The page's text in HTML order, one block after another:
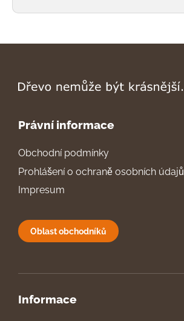
Právní informace
Obchodní podmínky
Prohlášení o ochraně osobních údajů
Impresum
Oblast obchodníků
Informace